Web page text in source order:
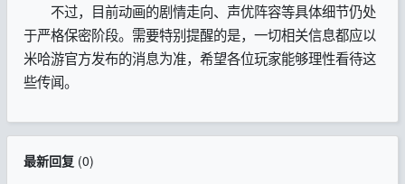
不过，目前动画的剧情走向、声优阵容等具体细节仍处
于严格保密阶段。需要特别提醒的是，一切相关信息都应以
米哈游官方发布的消息为准，希望各位玩家能够理性看待这
些传闻。
最新回复(0)